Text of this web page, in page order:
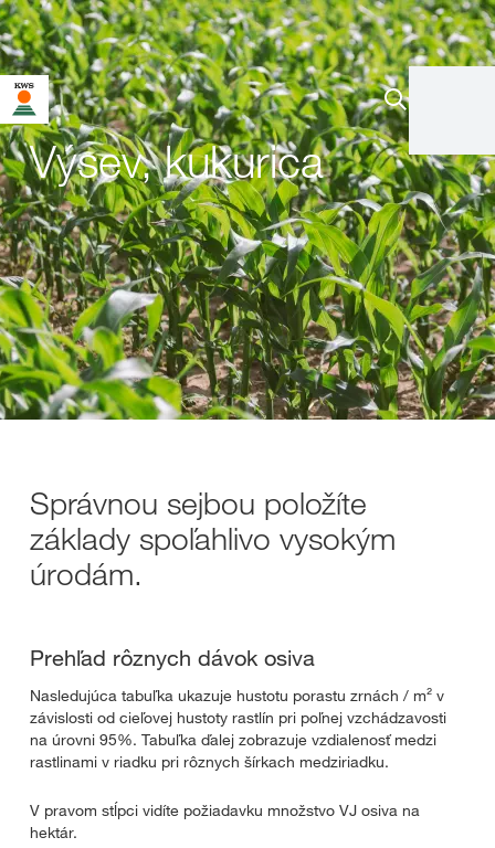
Výsev, kukurica
Správnou sejbou položíte
základy spoľahlivo vysokým
úrodám.
Prehľad rôznych dávok osiva
Nasledujúca tabuľka ukazuje hustotu porastu zrnách / m² v
závislosti od cieľovej hustoty rastlín pri poľnej vzchádzavosti
na úrovni 95%. Tabuľka ďalej zobrazuje vzdialenosť medzi
rastlinami v riadku pri rôznych šírkach medziriadku.
V pravom stĺpci vidíte požiadavku množstvo VJ osiva na
hektár.